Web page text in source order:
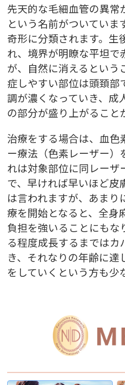
先天的な毛細血管の異常
という名前がついてい
奇形に分類されます。生
れ、境界が明瞭な平坦で
が、自然に消えるという
症しやすい部位は頭頚部
調が濃くなっていき、成
の部分が盛り上がること
治療をする場合は、血色
ー療法（色素レーザー）
れは対象部位に同レーザ
で、早ければ早いほど皮
は言われますが、あまり
療を開始となると、全身
負担を強いることにもな
る程度成長するまではカ
き、それなりの年齢に達
をしていくという方も少